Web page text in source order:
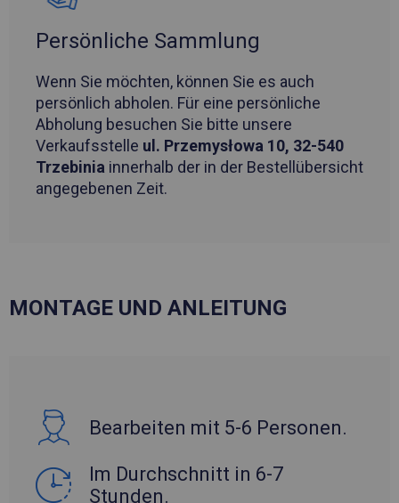
Persönliche Sammlung
Wenn Sie möchten, können Sie es auch
persönlich abholen. Für eine persönliche
Abholung besuchen Sie bitte unsere
Verkaufsstelle ul. Przemysłowa 10, 32-540
Trzebinia innerhalb der in der Bestellübersicht
angegebenen Zeit.
MONTAGE UND ANLEITUNG
Bearbeiten mit 5-6 Personen.
Im Durchschnitt in 6-7
Stunden.